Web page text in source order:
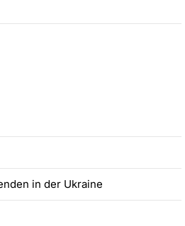
in der Ukraine